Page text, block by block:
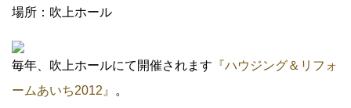
場所：吹上ホール
毎年、吹上ホールにて開催されます 『ハウジング＆リフォ
ームあいち2012』
。